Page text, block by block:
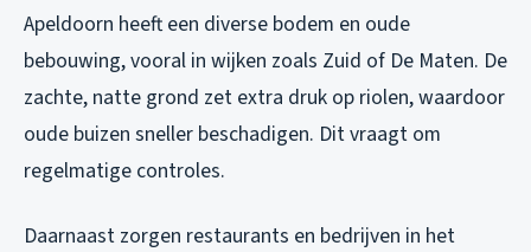
Apeldoorn heeft een diverse bodem en oude
bebouwing, vooral in wijken zoals Zuid of De Maten. De
zachte, natte grond zet extra druk op riolen, waardoor
oude buizen sneller beschadigen. Dit vraagt om
regelmatige controles.
Daarnaast zorgen restaurants en bedrijven in het